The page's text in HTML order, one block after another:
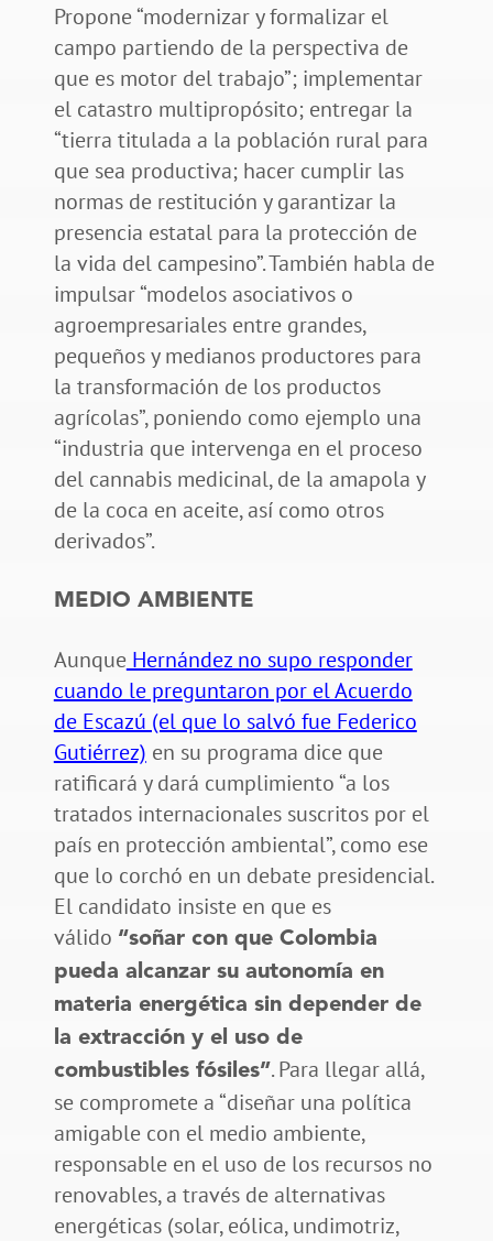
Propone “modernizar y formalizar el
campo partiendo de la perspectiva de
que es motor del trabajo”; implementar
el catastro multipropósito; entregar la
“tierra titulada a la población rural para
que sea productiva; hacer cumplir las
normas de restitución y garantizar la
presencia estatal para la protección de
la vida del campesino”. También habla de
impulsar “modelos asociativos o
agroempresariales entre grandes,
pequeños y medianos productores para
la transformación de los productos
agrícolas”, poniendo como ejemplo una
“industria que intervenga en el proceso
del cannabis medicinal, de la amapola y
de la coca en aceite, así como otros
derivados”.
MEDIO AMBIENTE
AunqueHernández no supo responder
cuando le preguntaron por el Acuerdo
de Escazú (el que lo salvó fue Federico
Gutiérrez) en su programa dice que
ratificará y dará cumplimiento “a los
tratados internacionales suscritos por el
país en protección ambiental”, como ese
que lo corchó en un debate presidencial.
El candidato insiste en que es
válido “soñar con que Colombia
pueda alcanzar su autonomía en
materia energética sin depender de
la extracción y el uso de
combustibles fósiles”. Para llegar allá,
se compromete a “diseñar una política
amigable con el medio ambiente,
responsable en el uso de los recursos no
renovables, a través de alternativas
energéticas (solar, eólica, undimotriz,